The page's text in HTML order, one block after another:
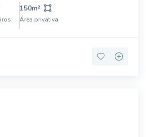
Ramos. Um imóvel pensado para
do litoral catar
150m²
Área privativa